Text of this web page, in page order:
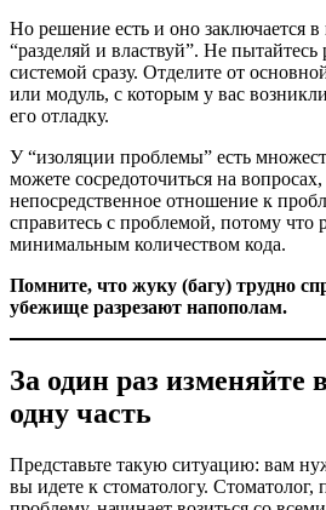
Но решение есть и оно заключается
“разделяй и властвуй”. Не пытайтесь
системой сразу. Отделите от
или модуль, с которым у вас
его отладку.
У “изоляции проблемы” есть
можете сосредоточиться на
непосредственное отношение к
справитесь с проблемой, потому что
минимальным количеством кода.
Помните, что жуку (багу) трудно
убежище разрезают напополам.
За один раз изменяйте
одну часть
Представьте такую ситуацию: вам
вы идете к стоматологу. Стоматолог,